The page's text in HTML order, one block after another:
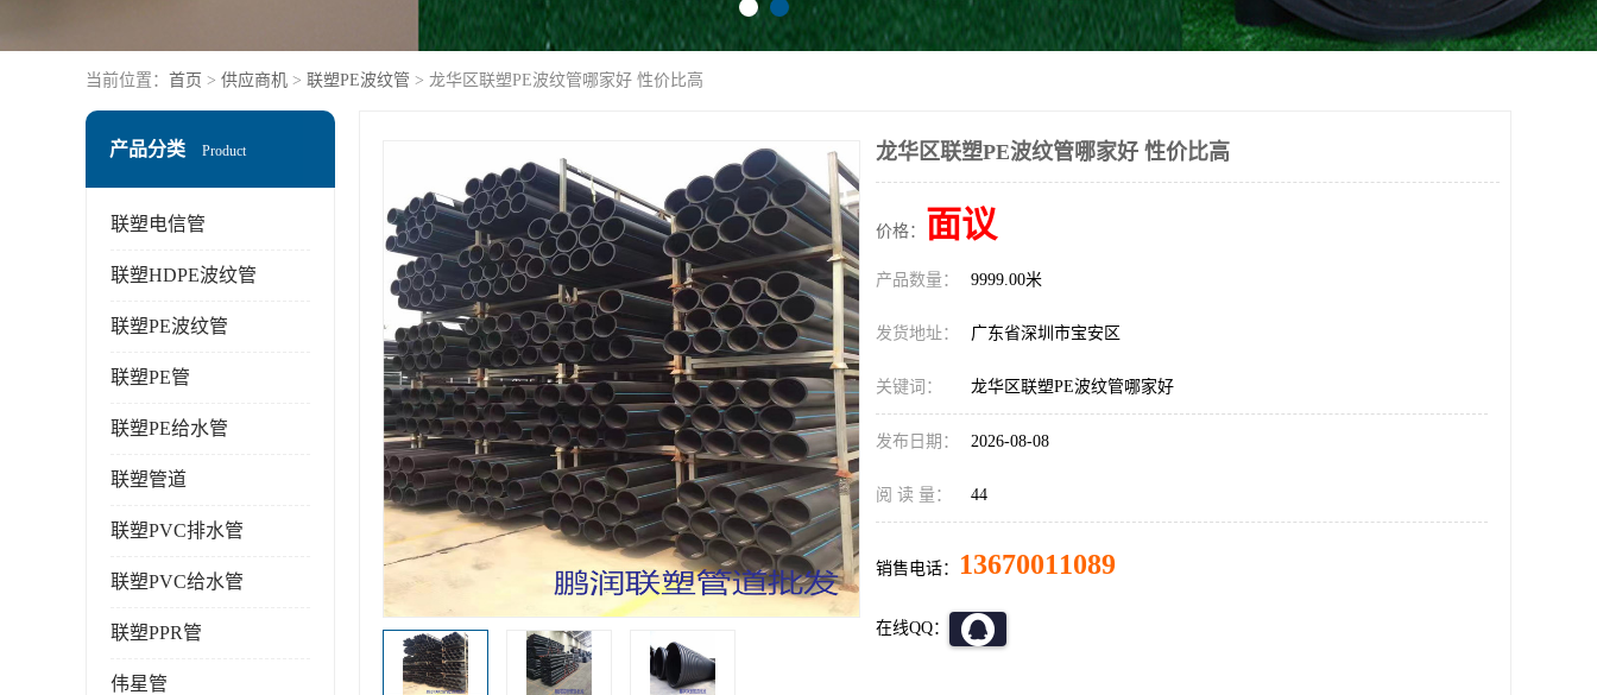
当前位置： 首页 > 供应商机 > 联塑PE波纹管 > 龙华区联塑PE波纹管哪家好 性价比高
产品分类 Product
联塑电信管
联塑HDPE波纹管
联塑PE波纹管
联塑PE管
联塑PE给水管
联塑管道
联塑PVC排水管
联塑PVC给水管
联塑PPR管
伟星管
龙华区联塑PE波纹管哪家好 性价比高
价格： 面议
产品数量： 9999.00米
发货地址： 广东省深圳市宝安区
关键词： 龙华区联塑PE波纹管哪家好
发布日期： 2026-08-08
阅 读 量： 44
销售电话： 13670011089
在线QQ：